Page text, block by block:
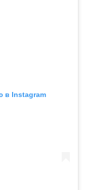
в Instagram